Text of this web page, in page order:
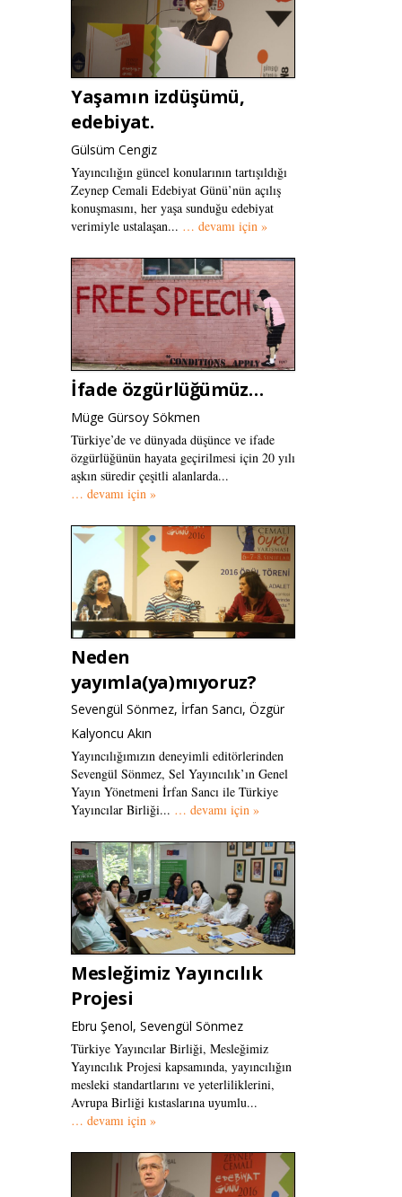
Yaşamın izdüşümü,
edebiyat.
Gülsüm Cengiz
Yayıncılığın güncel konularının tartışıldığı
Zeynep Cemali Edebiyat Günü’nün açılış
konuşmasını, her yaşa sunduğu edebiyat
verimiyle ustalaşan... … devamı için »
İfade özgürlüğümüz…
Müge Gürsoy Sökmen
Türkiye’de ve dünyada düşünce ve ifade
özgürlüğünün hayata geçirilmesi için 20 yılı
aşkın süredir çeşitli alanlarda...
… devamı için »
Neden
yayımla(ya)mıyoruz?
Sevengül Sönmez, İrfan Sancı, Özgür
Kalyoncu Akın
Yayıncılığımızın deneyimli editörlerinden
Sevengül Sönmez, Sel Yayıncılık’ın Genel
Yayın Yönetmeni İrfan Sancı ile Türkiye
Yayıncılar Birliği... … devamı için »
Mesleğimiz Yayıncılık
Projesi
Ebru Şenol, Sevengül Sönmez
Türkiye Yayıncılar Birliği, Mesleğimiz
Yayıncılık Projesi kapsamında, yayıncılığın
mesleki standartlarını ve yeterliliklerini,
Avrupa Birliği kıstaslarına uyumlu...
… devamı için »